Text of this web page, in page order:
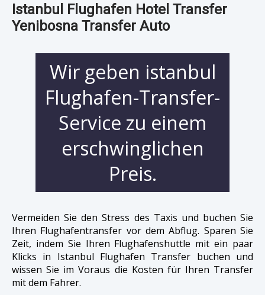
Istanbul Flughafen Hotel Transfer
Yenibosna Transfer Auto
Wir geben istanbul
Flughafen-Transfer-
Service zu einem
erschwinglichen
Preis.
Vermeiden Sie den Stress des Taxis und buchen Sie
Ihren Flughafentransfer vor dem Abflug. Sparen Sie
Zeit, indem Sie Ihren Flughafenshuttle mit ein paar
Klicks in Istanbul Flughafen Transfer buchen und
wissen Sie im Voraus die Kosten für Ihren Transfer
mit dem Fahrer.